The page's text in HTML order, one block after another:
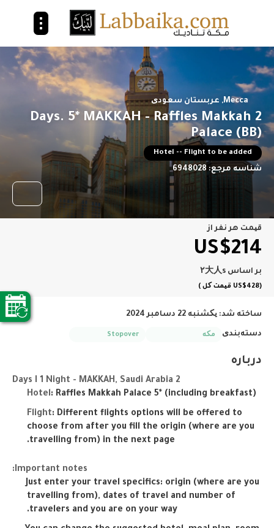
Mecca, عربستان سعودی
2 Days. 5* MAKKAH - Raffles Makkah
Palace (BB)
Hotel -- Flight to be added
شناسه مرجع: 6948028
قیمت هر نفر از
US$214
بر اساس ۲大人s
(US$428 قیمت کل )
ساخته شد: یکشنبه 22 دسامبر 2024
دسته‌بندی مکه Stopover
درباره
2 Days I 1 Night - MAKKAH, Saudi Arabia
Hotel: Raffles Makkah Palace 5* (including breakfast)
Flight: Different flights options will be offered to
choose from after you fill the origin (where are you
travelling from) in the next page.
Important notes:
Just enter your travel specifics: origin (where are you
travelling from), dates of travel and number of
travelers and you are on your way.